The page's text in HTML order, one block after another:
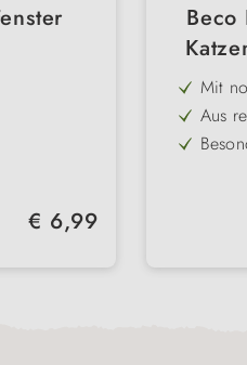
Regulärer Preis:
€ 6,99
Beco
Mit
–
Aus